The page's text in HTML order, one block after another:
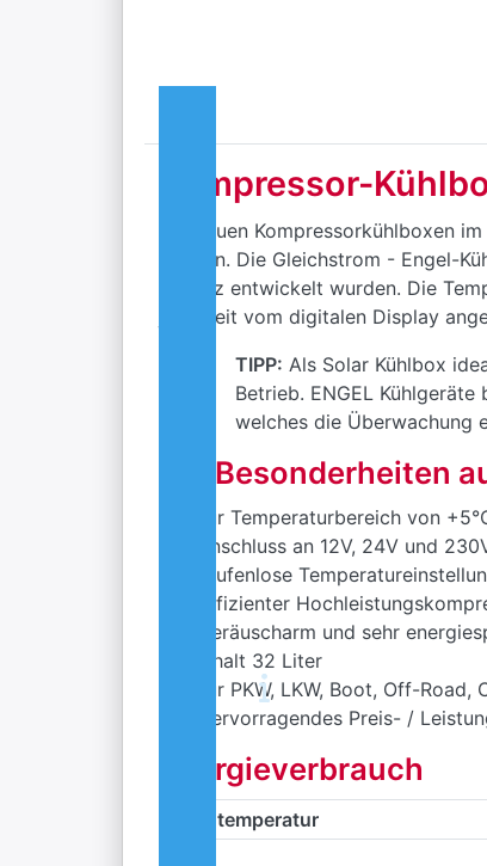
Kompressor-
Die neuen Kompressorkühlboxen
werden. Die Gleichstrom - Engel-
Einsatz entwickelt wurden. Die
jederzeit vom digitalen Display
TIPP: Als Solar Kühlbox
Betrieb. ENGEL
welches die Überwachung
Die Besonderheiten
Für Temperaturbereich von
Anschluss an 12V, 24V und
Stufenlose
Effizienter
Geräuscharm und sehr
Inhalt 32 Liter
Für PKW, LKW, Boot, Off-
Hervorragendes Preis- /
Energieverbrauch
Innentemperatur